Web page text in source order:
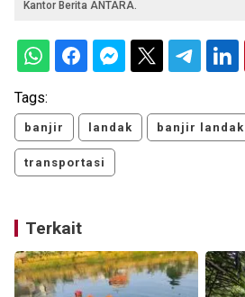
Kantor Berita ANTARA.
Tags:
banjir landak banjir landak
transportasi
Terkait